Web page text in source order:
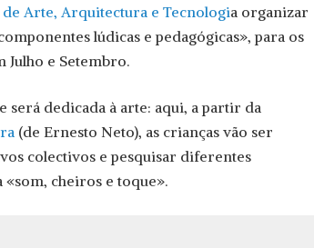
de Arte, Arquitectura e Tecnologia organizar
lúdicas e pedagógicas», para os
Julho e Setembro.
será dedicada à arte: aqui, a partir da
(de Ernesto Neto), as crianças vão ser
colectivos e pesquisar diferentes
cheiros e toque».